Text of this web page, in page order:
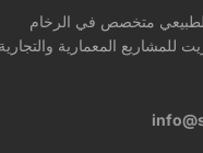
متخصص في الرخام
للمشاريع المعمارية والتجارية